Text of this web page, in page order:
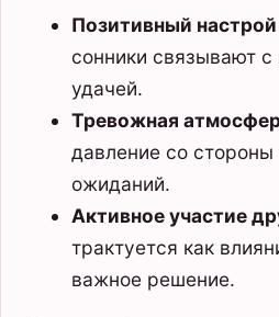
Позитивный настрой
сонники связывают
удачей.
Тревожная
давление со
ожиданий.
Активное участие
трактуется как
важное решение.